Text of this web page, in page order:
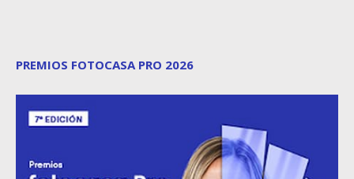
PREMIOS FOTOCASA PRO 2026